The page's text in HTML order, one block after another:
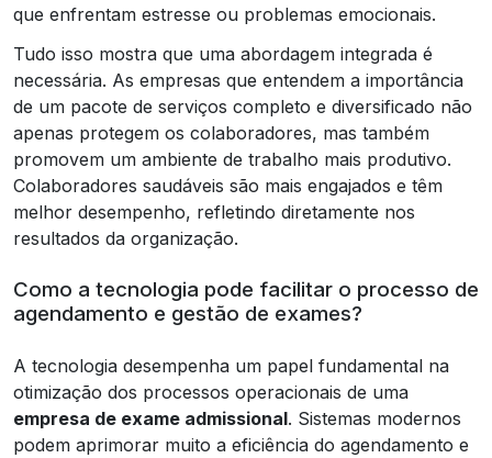
que enfrentam estresse ou problemas emocionais.
Tudo isso mostra que uma abordagem integrada é
necessária. As empresas que entendem a importância
de um pacote de serviços completo e diversificado não
apenas protegem os colaboradores, mas também
promovem um ambiente de trabalho mais produtivo.
Colaboradores saudáveis são mais engajados e têm
melhor desempenho, refletindo diretamente nos
resultados da organização.
Como a tecnologia pode facilitar o processo de
agendamento e gestão de exames?
A tecnologia desempenha um papel fundamental na
otimização dos processos operacionais de uma
empresa de exame admissional. Sistemas modernos
podem aprimorar muito a eficiência do agendamento e